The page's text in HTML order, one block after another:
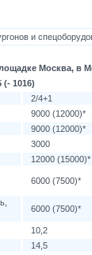
Москва, в
1016)
2/4+1
9000 (12000)*
9000 (12000)*
3000
12000 (15000)*
6000 (7500)*
6000 (7500)*
10,2
14,5